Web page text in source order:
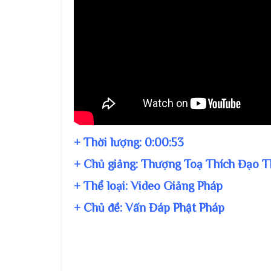
+ Thời lượng: 0:00:53
+ Chủ giảng: Thượng Toạ Thích Đạo
+ Thể loại: Video Giảng Pháp
+ Chủ đề:Vấn Đáp Phật Pháp